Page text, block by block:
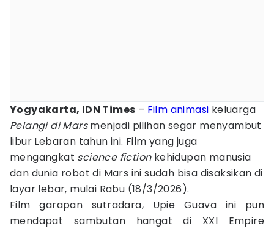
Yogyakarta, IDN Times – Film animasi keluarga
Pelangi di Marsmenjadi pilihan segar menyambut
libur Lebaran tahun ini. Film yang juga
mengangkat science fiction kehidupan manusia
dan dunia robot di Mars ini sudah bisa disaksikan di
layar lebar, mulai Rabu (18/3/2026).
Film garapan sutradara, Upie Guava ini pun
mendapat sambutan hangat di XXI Empire